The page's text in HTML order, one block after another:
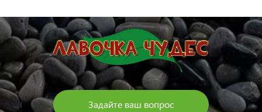
Задайте ваш вопрос